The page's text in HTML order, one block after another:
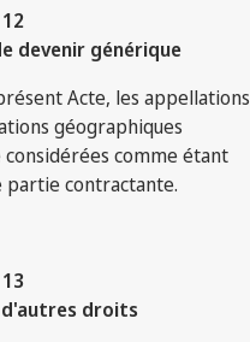
devenir générique
Acte, les appellations
géographiques
comme étant
partie contractante.
droits